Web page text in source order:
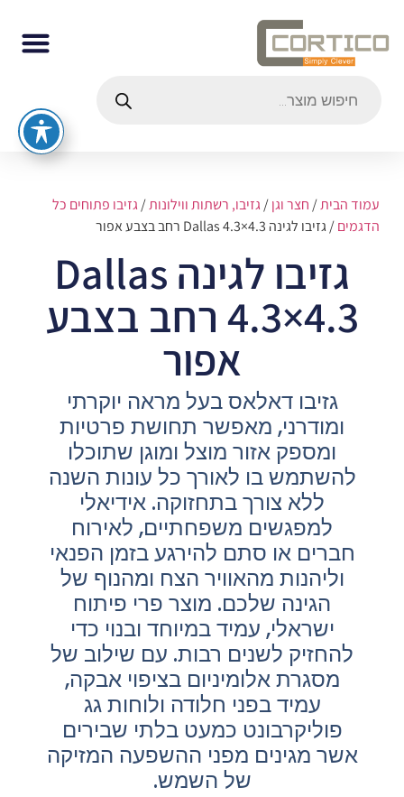
עמוד הבית/חצר וגן/גזיבו, רשתות ווילונות/גזיבו פתוחים כל
הדגמים/ גזיבו לגינה Dallas 4.3×4.3 רחב בצבע אפור
גזיבו לגינה Dallas
4.3×4.3 רחב בצבע
אפור
גזיבו דאלאס בעל מראה יוקרתי
ומודרני, מאפשר תחושת פרטיות
ומספק אזור מוצל ומוגן שתוכלו
להשתמש בו לאורך כל עונות השנה
ללא צורך בתחזוקה. אידיאלי
למפגשים משפחתיים, לאירוח
חברים או סתם להירגע בזמן הפנאי
וליהנות מהאוויר הצח ומהנוף של
הגינה שלכם. מוצר פרי פיתוח
ישראלי, עמיד במיוחד ובנוי כדי
להחזיק לשנים רבות. עם שילוב של
מסגרת אלומיניום בציפוי אבקה,
עמיד בפני חלודה ולוחות גג
פוליקרבונט כמעט בלתי שבירים
אשר מגינים מפני ההשפעה המזיקה
של השמש.